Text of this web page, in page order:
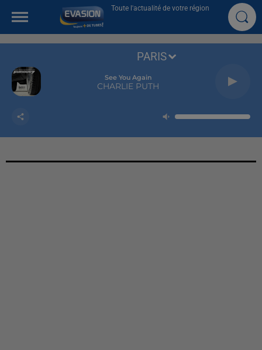
Toute l'actualité de votre région
See You Again
CHARLIE PUTH
PARIS